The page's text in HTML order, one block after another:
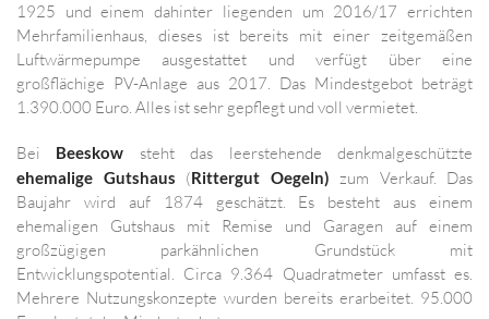
1925 und einem dahinter liegenden um 2016/17 errichten
Mehrfamilienhaus, dieses ist bereits mit einer zeitgemäßen
Luftwärmepumpe ausgestattet und verfügt über eine
großflächige PV-Anlage aus 2017. Das Mindestgebot beträgt
1.390.000 Euro. Alles ist sehr gepflegt und voll vermietet.
Bei Beeskow steht das leerstehende denkmalgeschützte
ehemalige Gutshaus (Rittergut Oegeln) zum Verkauf. Das
Baujahr wird auf 1874 geschätzt. Es besteht aus einem
ehemaligen Gutshaus mit Remise und Garagen auf einem
großzügigen parkähnlichen Grundstück mit
Entwicklungspotential. Circa 9.364 Quadratmeter umfasst es.
Mehrere Nutzungskonzepte wurden bereits erarbeitet. 95.000